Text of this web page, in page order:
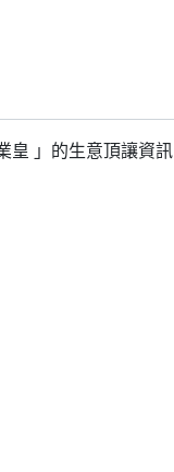
皇 」的生意頂讓資訊